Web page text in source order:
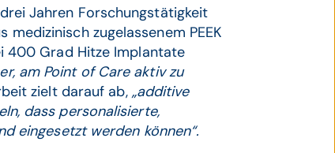
Jahren Forschungstätigkeit
zugelassenem PEEK
400 Grad Hitze Implantate
am Point of Care aktiv zu
zielt darauf ab, „additive
dass personalisierte,
eingesetzt werden können“.